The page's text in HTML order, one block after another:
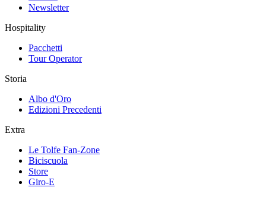
Newsletter
Hospitality
Pacchetti
Tour Operator
Storia
Albo d'Oro
Edizioni Precedenti
Extra
Le Tolfe Fan-Zone
Biciscuola
Store
Giro-E